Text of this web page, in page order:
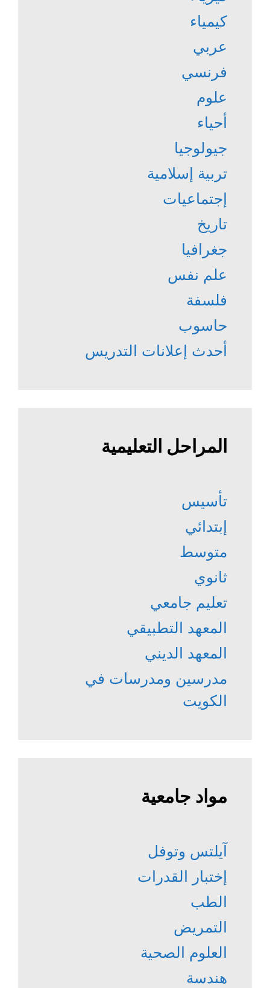
كيمياء
عربي
فرنسي
علوم
أحياء
جيولوجيا
تربية إسلامية
إجتماعيات
تاريخ
جغرافيا
علم نفس
فلسفة
حاسوب
أحدث إعلانات التدريس
المراحل التعليمية
تأسيس
إبتدائي
متوسط
ثانوي
تعليم جامعي
المعهد التطبيقي
المعهد الديني
مدرسين ومدرسات في
الكويت
مواد جامعية
آيلتس وتوفل
إختبار القدرات
الطب
التمريض
العلوم الصحية
هندسة